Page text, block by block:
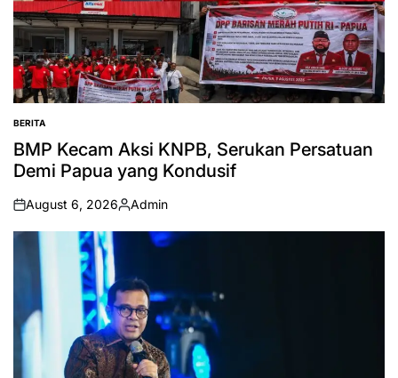
POSTED
IN
BERITA
BMP Kecam Aksi KNPB, Serukan Persatuan
Demi Papua yang Kondusif
on
August 6, 2026
Posted
by
Admin